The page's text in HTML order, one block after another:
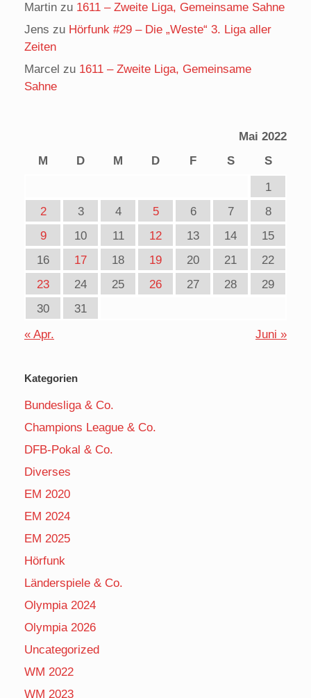
Martin zu 1611 – Zweite Liga, Gemeinsame Sahne
Jens zu Hörfunk #29 – Die „Weste“ 3. Liga aller
Zeiten
Marcel zu 1611 – Zweite Liga, Gemeinsame
Sahne
Mai 2022
M
D M D F S
S
1
2
3 4 5 6 7
8
9
10 11 12 13 14
15
16
17 18 19 20 21
22
23
24 25 26 27 28
29
30
31
« Apr.
Juni »
Kategorien
Bundesliga & Co.
Champions League & Co.
DFB-Pokal & Co.
Diverses
EM 2020
EM 2024
EM 2025
Hörfunk
Länderspiele & Co.
Olympia 2024
Olympia 2026
Uncategorized
WM 2022
WM 2023